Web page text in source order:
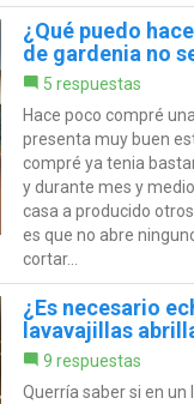
¿Qué puedo
de gardenia no
5 respuestas
Hace poco compré
presenta muy buen
compré ya tenia
y durante mes y
casa a producido
es que no abre
cortar...
¿Es necesario
lavavajillas
9 respuestas
Querría saber si en un